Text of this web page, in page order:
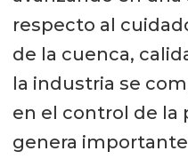
respecto al
de la cuenca,
la industria se
en el control de la
genera